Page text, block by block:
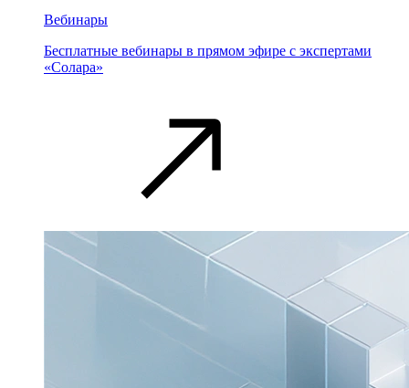
Вебинары
Бесплатные вебинары в прямом эфире с экспертами
«Солара»